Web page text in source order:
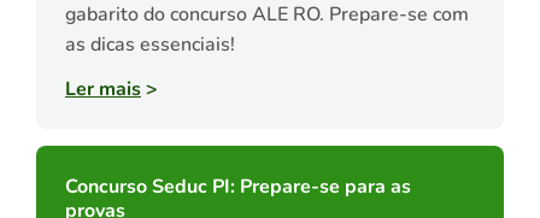
gabarito do concurso ALE RO. Prepare-se com
as dicas essenciais!
Ler mais>
Concurso Seduc PI: Prepare-se para as
provas